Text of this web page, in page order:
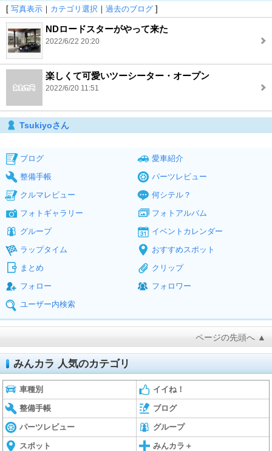
[ 写真表示 ｜ カテゴリ選択 ｜ 過去のブログ ]
NDロードスターがやって来た
2022/6/22 20:20
楽しくて可愛いツーシーター・オープン
2022/6/20 11:51
Tsukiyoさん
ブログ
愛車紹介
整備手帳
パーツレビュー
クルマレビュー
何シテル？
フォトギャラリー
フォトアルバム
グループ
イベントカレンダー
ラップタイム
おすすめスポット
まとめ
クリップ
フォロー
フォロワー
ユーザー内検索
ページの先頭へ ▲
みんカラ 人気のカテゴリ
車種別 イイね！
整備手帳 ブログ
パーツレビュー グループ
スポット みんカラ＋